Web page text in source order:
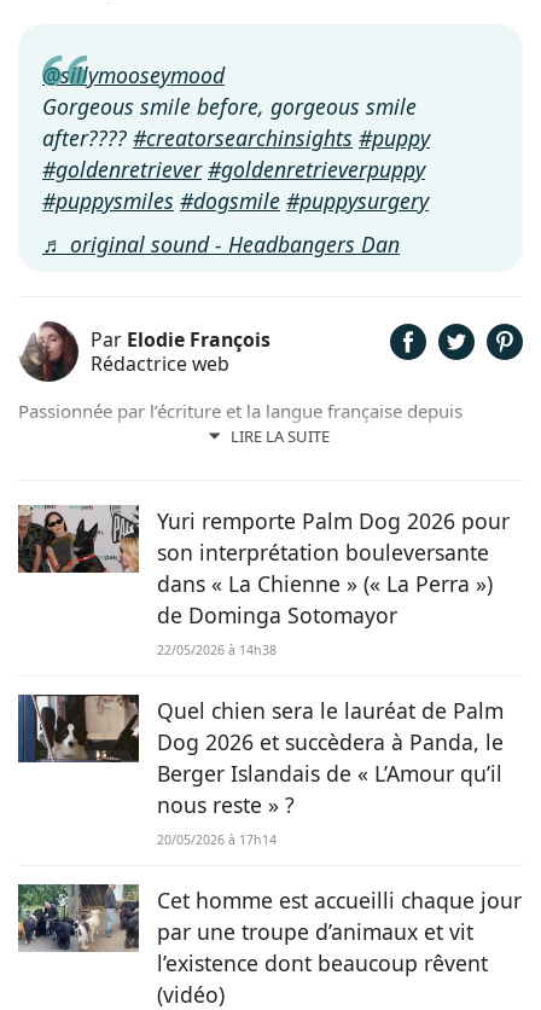
@sillymooseymood
Gorgeous smile before, gorgeous smile
after???? #creatorsearchinsights #puppy
#goldenretriever #goldenretrieverpuppy
#puppysmiles #dogsmile #puppysurgery
♬ original sound - Headbangers Dan
Par Elodie François
Rédactrice web
LIRE LA SUITE
Passionnée par l’écriture et la langue française depuis
toujours, j’aime jouer avec les mots et les faire vivre.
Yuri remporte Palm Dog 2026 pour
son interprétation bouleversante
dans « La Chienne » (« La Perra »)
de Dominga Sotomayor
22/05/2026 à 14h38
Quel chien sera le lauréat de Palm
Dog 2026 et succèdera à Panda, le
Berger Islandais de « L’Amour qu’il
nous reste » ?
20/05/2026 à 17h14
Cet homme est accueilli chaque jour
par une troupe d’animaux et vit
l’existence dont beaucoup rêvent
(vidéo)